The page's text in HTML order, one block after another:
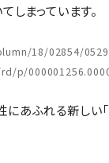
まっています。
18/02854/
p/
あふれる新しい